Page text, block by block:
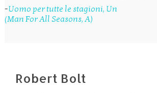
-Uomo per tutte le stagioni, Un
(Man For All Seasons, A)
Robert Bolt